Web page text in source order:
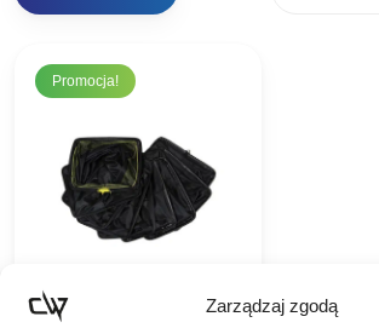
Zarządzaj zgodą
Promocja!